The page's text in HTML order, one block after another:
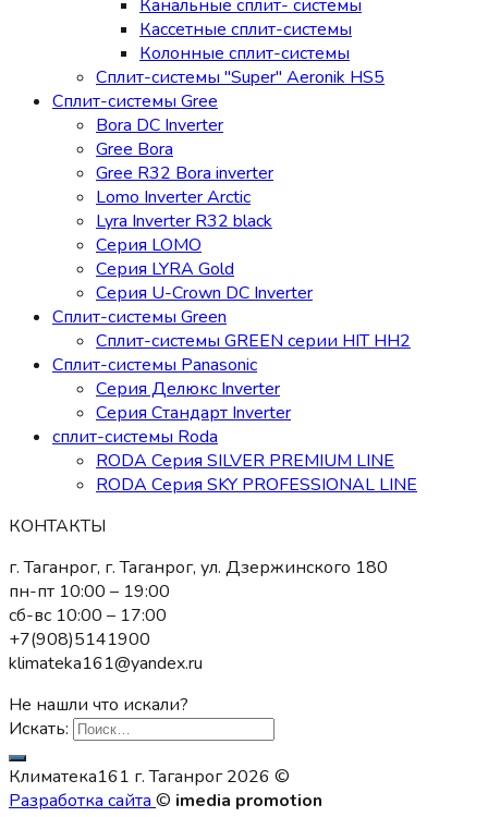
Канальные сплит- системы
Кассетные сплит-системы
Колонные сплит-системы
Сплит-системы "Super" Aeronik HS5
Сплит-системы Gree
Bora DC Inverter
Gree Bora
Gree R32 Bora inverter
Lomo Inverter Arctic
Lyra Inverter R32 black
Серия LOMO
Серия LYRA Gold
Серия U-Crown DC Inverter
Сплит-системы Green
Сплит-системы GREEN серии HIT HH2
Сплит-системы Panasonic
Серия Делюкс Inverter
Серия Стандарт Inverter
сплит-системы Roda
RODA Серия SILVER PREMIUM LINE
RODA Серия SKY PROFESSIONAL LINE
КОНТАКТЫ
г. Таганрог, г. Таганрог, ул. Дзержинского 180
пн-пт 10:00 – 19:00
сб-вс 10:00 – 17:00
+7(908)5141900
klimateka161@yandex.ru
Не нашли что искали?
Искать:
Климатека161 г. Таганрог 2026 ©
Разработка сайта © imedia promotion